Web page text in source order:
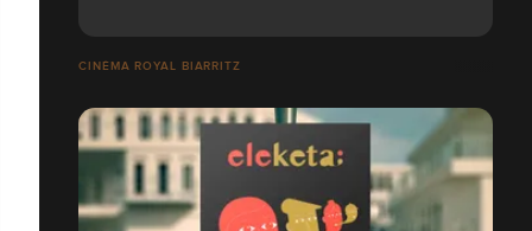
CINÉMA ROYAL BIARRITZ